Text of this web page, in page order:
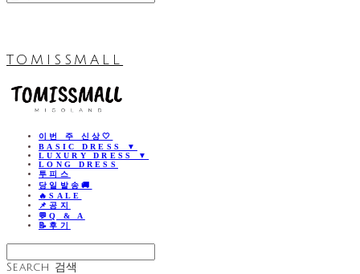
TOMISSMALL
이번 주 신상🤍
BASIC DRESS ▼
LUXURY DRESS ▼
LONG DRESS
투피스
당일발송🚚
🔥SALE
📌공지
💬Q & A
📝후기
Search 검색